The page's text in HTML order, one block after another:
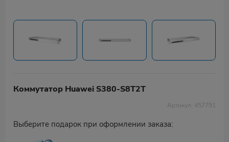
Коммутатор Huawei S380-S8T2T
Артикул: 457791
Выберите подарок при оформлении заказа: